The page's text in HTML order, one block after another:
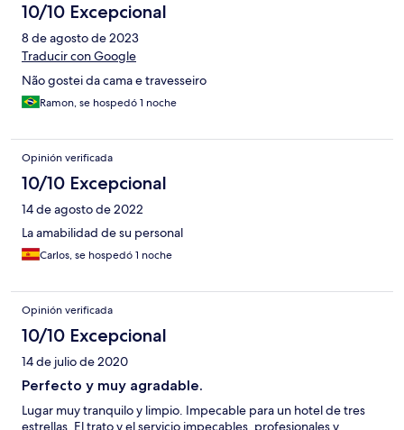
10/10 Excepcional
8 de agosto de 2023
Traducir con Google
Não gostei da cama e travesseiro
Ramon, se hospedó 1 noche
Opinión verificada
10/10 Excepcional
14 de agosto de 2022
La amabilidad de su personal
Carlos, se hospedó 1 noche
Opinión verificada
10/10 Excepcional
14 de julio de 2020
Perfecto y muy agradable.
Lugar muy tranquilo y limpio. Impecable para un hotel de tres
estrellas. El trato y el servicio impecables, profesionales y